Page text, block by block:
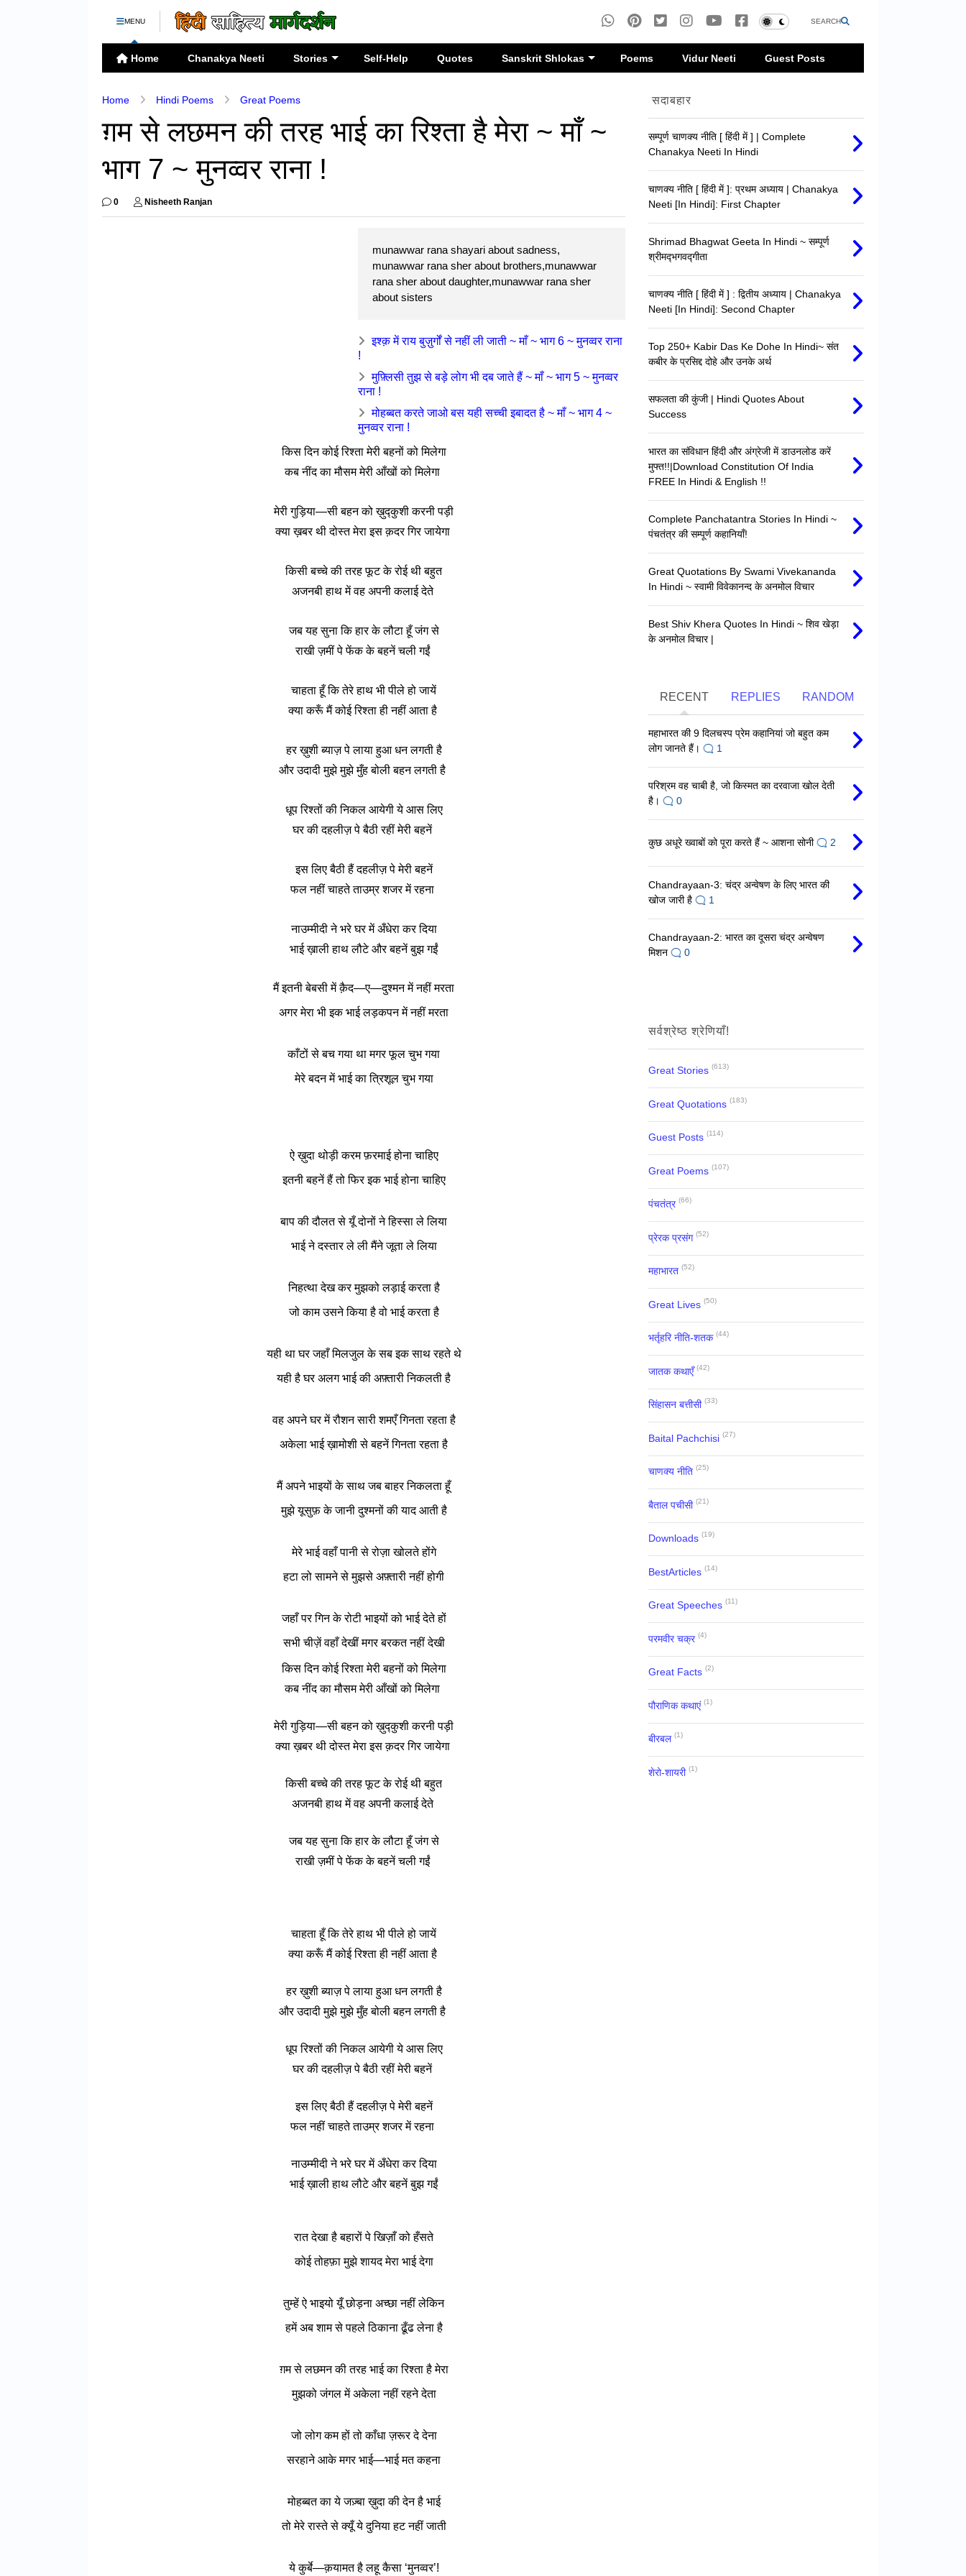
MENU SEARCH
Home Chanakya Neeti Stories Self-Help Quotes Sanskrit Shlokas Poems Vidur Neeti Guest Posts
Home Hindi Poems Great Poems
ग़म से लछमन की तरह भाई का रिश्ता है मेरा ~ माँ ~
भाग 7 ~ मुनव्वर राना !
0 Nisheeth Ranjan
munawwar rana shayari about sadness,
munawwar rana sher about brothers,munawwar
rana sher about daughter,munawwar rana sher
about sisters
इश्क़ में राय बुज़ुर्गों से नहीं ली जाती ~ माँ ~ भाग 6 ~ मुनव्वर राना
!
मुफ़्लिसी तुझ से बड़े लोग भी दब जाते हैं ~ माँ ~ भाग 5 ~ मुनव्वर
राना !
मोहब्बत करते जाओ बस यही सच्ची इबादत है ~ माँ ~ भाग 4 ~
मुनव्वर राना !
किस दिन कोई रिश्ता मेरी बहनों को मिलेगा
कब नींद का मौसम मेरी आँखों को मिलेगा
मेरी गुड़िया—सी बहन को ख़ुद्कुशी करनी पड़ी
क्या ख़बर थी दोस्त मेरा इस क़दर गिर जायेगा
किसी बच्चे की तरह फूट के रोई थी बहुत
अजनबी हाथ में वह अपनी कलाई देते
जब यह सुना कि हार के लौटा हूँ जंग से
राखी ज़मीं पे फेंक के बहनें चली गईं
चाहता हूँ कि तेरे हाथ भी पीले हो जायें
क्या करूँ मैं कोई रिश्ता ही नहीं आता है
हर ख़ुशी ब्याज़ पे लाया हुआ धन लगती है
और उदादी मुझे मुझे मुँह बोली बहन लगती है
धूप रिश्तों की निकल आयेगी ये आस लिए
घर की दहलीज़ पे बैठी रहीं मेरी बहनें
इस लिए बैठी हैं दहलीज़ पे मेरी बहनें
फल नहीं चाहते ताउम्र शजर में रहना
नाउम्मीदी ने भरे घर में अँधेरा कर दिया
भाई ख़ाली हाथ लौटे और बहनें बुझ गईं
मैं इतनी बेबसी में क़ैद—ए—दुश्मन में नहीं मरता
अगर मेरा भी इक भाई लड़कपन में नहीं मरता
काँटों से बच गया था मगर फूल चुभ गया
मेरे बदन में भाई का त्रिशूल चुभ गया
ऐ ख़ुदा थोड़ी करम फ़रमाई होना चाहिए
इतनी बहनें हैं तो फिर इक भाई होना चाहिए
बाप की दौलत से यूँ दोनों ने हिस्सा ले लिया
भाई ने दस्तार ले ली मैंने जूता ले लिया
निहत्था देख कर मुझको लड़ाई करता है
जो काम उसने किया है वो भाई करता है
यही था घर जहाँ मिलजुल के सब इक साथ रहते थे
यही है घर अलग भाई की अफ़्तारी निकलती है
वह अपने घर में रौशन सारी शमएँ गिनता रहता है
अकेला भाई ख़ामोशी से बहनें गिनता रहता है
मैं अपने भाइयों के साथ जब बाहर निकलता हूँ
मुझे यूसुफ़ के जानी दुश्मनों की याद आती है
मेरे भाई वहाँ पानी से रोज़ा खोलते होंगे
हटा लो सामने से मुझसे अफ़्तारी नहीं होगी
जहाँ पर गिन के रोटी भाइयों को भाई देते हों
सभी चीज़ें वहाँ देखीं मगर बरकत नहीं देखी
किस दिन कोई रिश्ता मेरी बहनों को मिलेगा
कब नींद का मौसम मेरी आँखों को मिलेगा
मेरी गुड़िया—सी बहन को ख़ुद्कुशी करनी पड़ी
क्या ख़बर थी दोस्त मेरा इस क़दर गिर जायेगा
किसी बच्चे की तरह फूट के रोई थी बहुत
अजनबी हाथ में वह अपनी कलाई देते
जब यह सुना कि हार के लौटा हूँ जंग से
राखी ज़मीं पे फेंक के बहनें चली गईं
चाहता हूँ कि तेरे हाथ भी पीले हो जायें
क्या करूँ मैं कोई रिश्ता ही नहीं आता है
हर ख़ुशी ब्याज़ पे लाया हुआ धन लगती है
और उदादी मुझे मुझे मुँह बोली बहन लगती है
धूप रिश्तों की निकल आयेगी ये आस लिए
घर की दहलीज़ पे बैठी रहीं मेरी बहनें
इस लिए बैठी हैं दहलीज़ पे मेरी बहनें
फल नहीं चाहते ताउम्र शजर में रहना
नाउम्मीदी ने भरे घर में अँधेरा कर दिया
भाई ख़ाली हाथ लौटे और बहनें बुझ गईं
रात देखा है बहारों पे खिज़ाँ को हँसते
कोई तोहफ़ा मुझे शायद मेरा भाई देगा
तुम्हें ऐ भाइयो यूँ छोड़ना अच्छा नहीं लेकिन
हमें अब शाम से पहले ठिकाना ढूँढ लेना है
ग़म से लछमन की तरह भाई का रिश्ता है मेरा
मुझको जंगल में अकेला नहीं रहने देता
जो लोग कम हों तो काँधा ज़रूर दे देना
सरहाने आके मगर भाई—भाई मत कहना
मोहब्बत का ये जज़्बा ख़ुदा की देन है भाई
तो मेरे रास्ते से क्यूँ ये दुनिया हट नहीं जाती
ये कुर्बे—क़यामत है लहू कैसा ‘मुनव्वर’!
सदाबहार
सम्पूर्ण चाणक्य नीति [ हिंदी में ] | Complete
Chanakya Neeti In Hindi
चाणक्य नीति [ हिंदी में ]: प्रथम अध्याय | Chanakya
Neeti [In Hindi]: First Chapter
Shrimad Bhagwat Geeta In Hindi ~ सम्पूर्ण
श्रीमद्‍भगवद्‍गीता
चाणक्य नीति [ हिंदी में ] : द्वितीय अध्याय | Chanakya
Neeti [In Hindi]: Second Chapter
Top 250+ Kabir Das Ke Dohe In Hindi~ संत
कबीर के प्रसिद्द दोहे और उनके अर्थ
सफलता की कुंजी | Hindi Quotes About
Success
भारत का संविधान हिंदी और अंग्रेजी में डाउनलोड करें
मुफ्त!!|Download Constitution Of India
FREE In Hindi & English !!
Complete Panchatantra Stories In Hindi ~
पंचतंत्र की सम्पूर्ण कहानियाँ!
Great Quotations By Swami Vivekananda
In Hindi ~ स्वामी विवेकानन्द के अनमोल विचार
Best Shiv Khera Quotes In Hindi ~ शिव खेड़ा
के अनमोल विचार |
RECENT REPLIES RANDOM
महाभारत की 9 दिलचस्प प्रेम कहानियां जो बहुत कम
लोग जानते हैं।
1
परिश्रम वह चाबी है, जो किस्मत का दरवाजा खोल देती
है।
0
कुछ अधूरे ख्वाबों को पूरा करते हैं ~ आशना सोनी 2
Chandrayaan-3: चंद्र अन्वेषण के लिए भारत की
खोज जारी है
1
Chandrayaan-2: भारत का दूसरा चंद्र अन्वेषण
मिशन
0
सर्वश्रेष्ठ श्रेणियाँ!
Great Stories (613)
Great Quotations (183)
Guest Posts (114)
Great Poems (107)
पंचतंत्र (66)
प्रेरक प्रसंग (52)
महाभारत (52)
Great Lives (50)
भर्तृहरि नीति-शतक (44)
जातक कथाएँ (42)
सिंहासन बत्तीसी (33)
Baital Pachchisi (27)
चाणक्य नीति (25)
बैताल पचीसी (21)
Downloads (19)
BestArticles (14)
Great Speeches (11)
परमवीर चक्र (4)
Great Facts (2)
पौराणिक कथाएं (1)
बीरबल (1)
शेरो-शायरी (1)